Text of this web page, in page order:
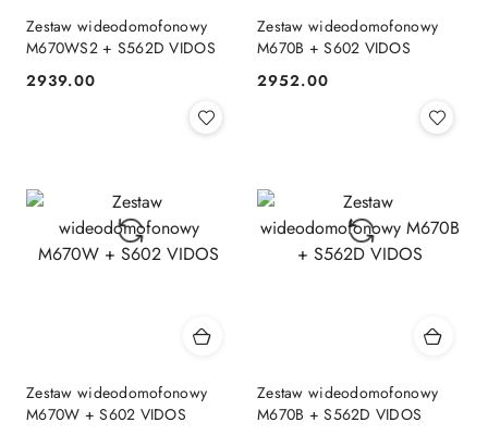
Zestaw wideodomofonowy
M670WS2 + S562D VIDOS
Cena:
2939.00
Zestaw wideodomofonowy
M670B + S602 VIDOS
Cena:
2952.00
Zestaw wideodomofonowy
M670W + S602 VIDOS
Zestaw wideodomofonowy
M670B + S562D VIDOS